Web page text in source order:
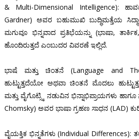
& Multi-Dimensional Intelligence):
Gardner) ಅವರ ಬಹುಮುಖಿ ಬುದ್ಧಿಮತ್ತೆಯ
ಮಗುವೂ ಭಿನ್ನವಾದ ಪ್ರತಿಭೆಯನ್ನು (ಭಾಷಾ, ತಾರ್ಕಿಕ,
ಹೊಂದಿರುತ್ತದೆ ಎಂಬುದರ ವಿವರಣೆ ಇಲ್ಲಿದೆ.
ಭಾಷೆ ಮತ್ತು ಚಿಂತನೆ (Language and
ಹುಟ್ಟುತ್ತದೆಯೋ ಅಥವಾ ಚಿಂತನೆ ಮೊದಲು
ಮತ್ತು ವೈಗೊಟ್ಸ್ಕಿ ನಡುವಿನ ಭಿನ್ನಾಭಿಪ್ರಾಯಗಳು
Chomsky) ಅವರ ಭಾಷಾ ಗ್ರಹಣ ಸಾಧನ (LAD)
ವೈಯಕ್ತಿಕ ಭಿನ್ನತೆಗಳು (Individual Differences):